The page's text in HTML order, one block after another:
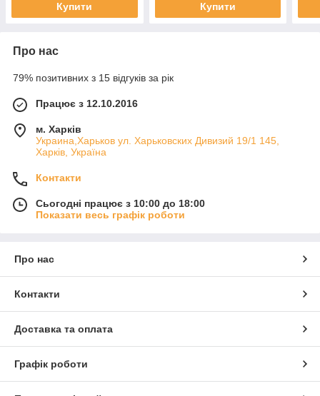
Купити Купити
Про нас
79% позитивних з 15 відгуків за рік
Працює з 12.10.2016
м. Харків
Украина,Харьков ул. Харьковских Дивизий 19/1 145,
Харків, Україна
Контакти
Сьогодні працює з 10:00 до 18:00
Показати весь графік роботи
Про нас
Контакти
Доставка та оплата
Графік роботи